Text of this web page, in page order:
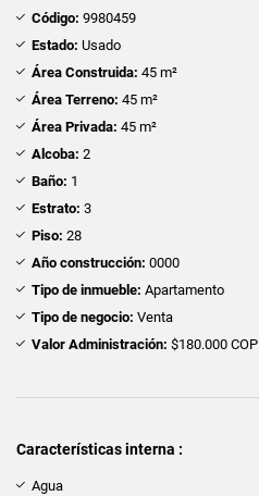
Código: 9980459
Estado: Usado
Área Construida: 45 m²
Área Terreno: 45 m²
Área Privada: 45 m²
Alcoba: 2
Baño: 1
Estrato: 3
Piso: 28
Año construcción: 0000
Tipo de inmueble: Apartamento
Tipo de negocio: Venta
Valor Administración: $180.000 COP
Características interna :
Agua